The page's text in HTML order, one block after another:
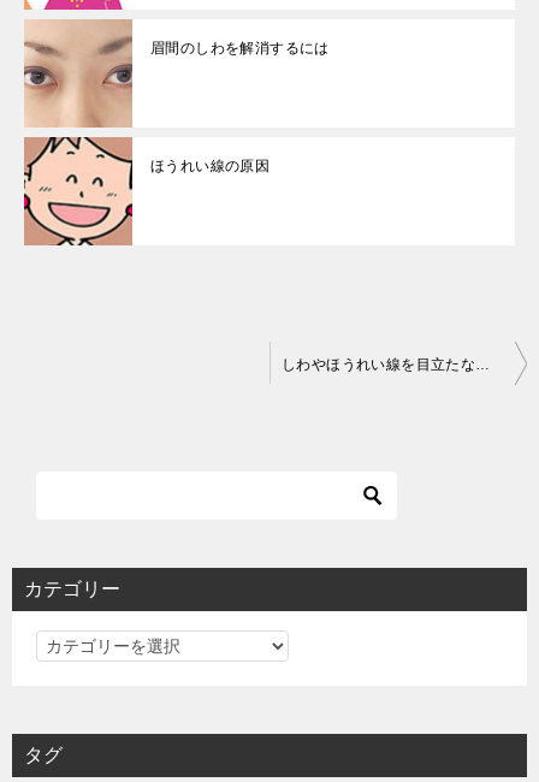
眉間のしわを解消するには
ほうれい線の原因
シ
しわやほうれい線を目立たなくするには
カテゴリー
カ
リ
ー
タグ